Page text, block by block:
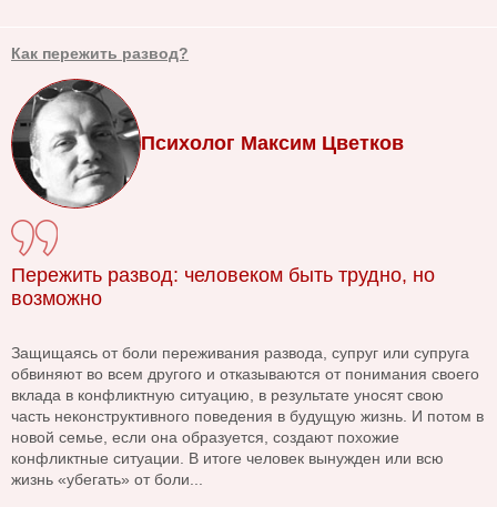
Как пережить развод?
Психолог Максим Цветков
Пережить развод: человеком быть трудно, но
возможно
Защищаясь от боли переживания развода, супруг или супруга
обвиняют во всем другого и отказываются от понимания своего
вклада в конфликтную ситуацию, в результате уносят свою
часть неконструктивного поведения в будущую жизнь. И потом в
новой семье, если она образуется, создают похожие
конфликтные ситуации. В итоге человек вынужден или всю
жизнь «убегать» от боли...